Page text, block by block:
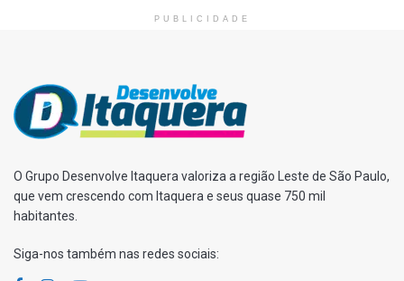
PUBLICIDADE
O Grupo Desenvolve Itaquera valoriza a região Leste de São Paulo,
que vem crescendo com Itaquera e seus quase 750 mil
habitantes.
Siga-nos também nas redes sociais: